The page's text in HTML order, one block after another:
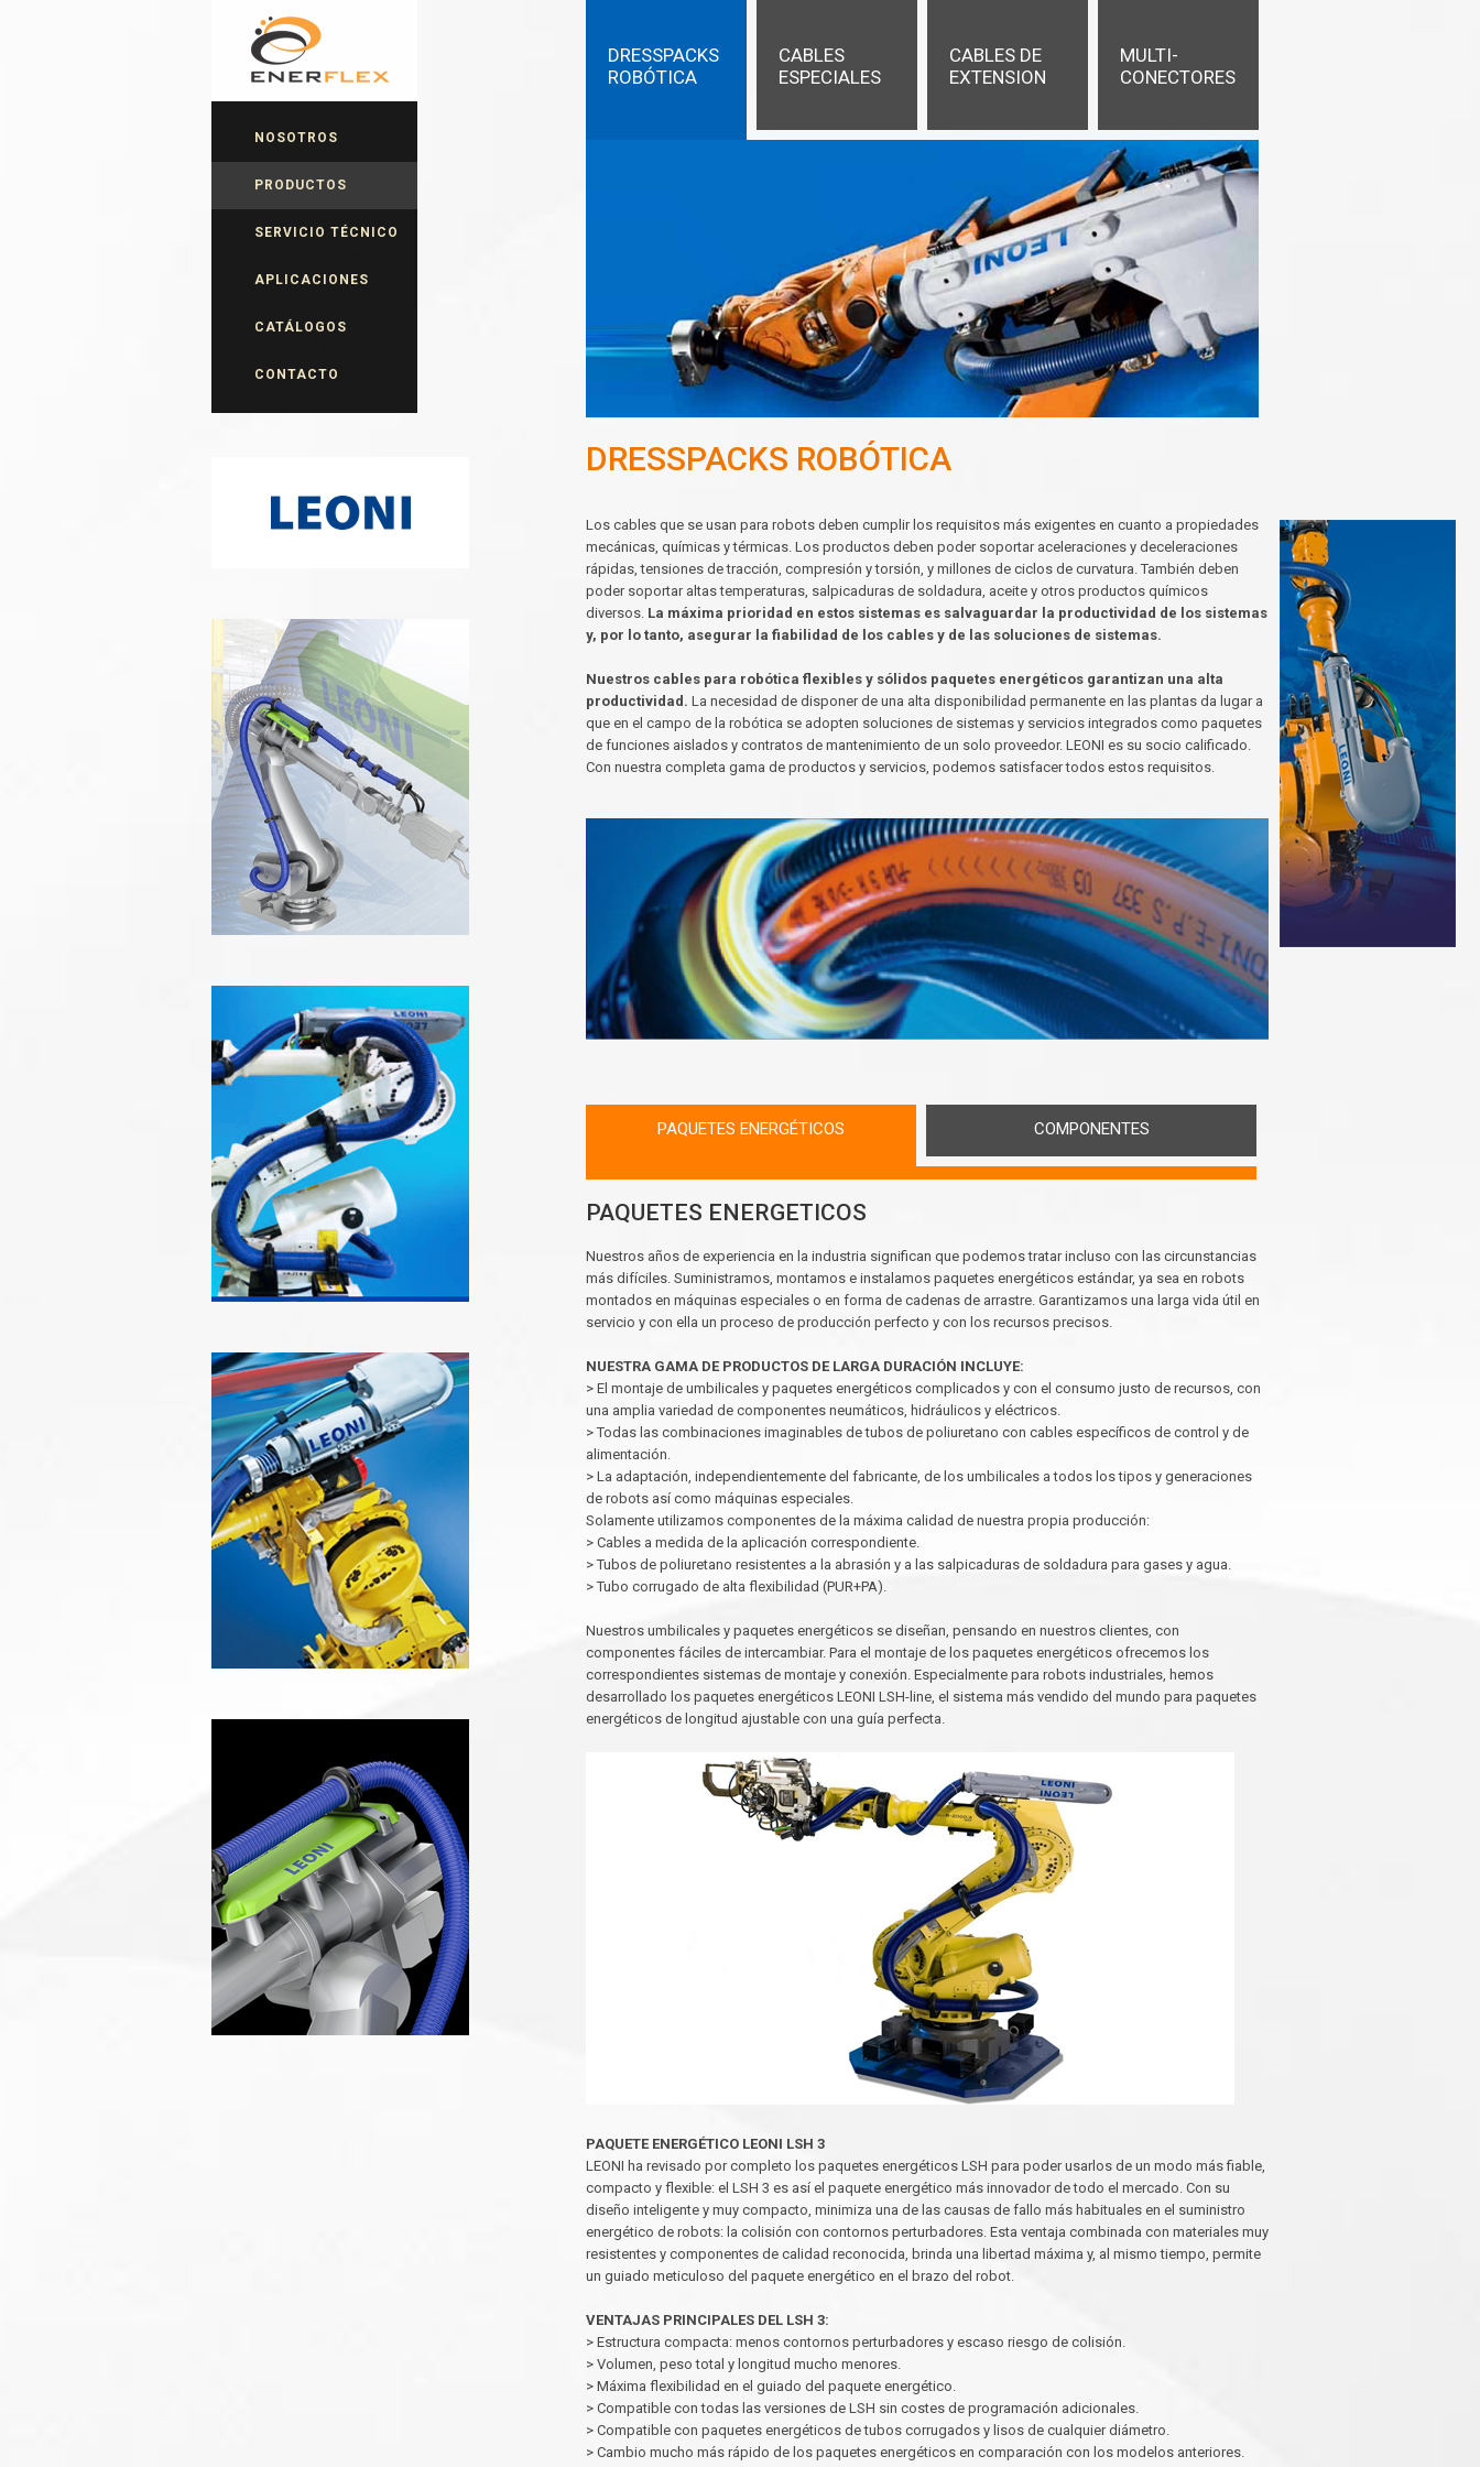
NOSOTROS
PRODUCTOS
SERVICIO TÉCNICO
APLICACIONES
CATÁLOGOS
CONTACTO
DRESSPACKS
ROBÓTICA
CABLES
ESPECIALES
CABLES DE
EXTENSION
MULTI-
CONECTORES
DRESSPACKS ROBÓTICA
Los cables que se usan para robots deben cumplir los requisitos más exigentes en cuanto a propiedades
mecánicas, químicas y térmicas. Los productos deben poder soportar aceleraciones y deceleraciones
rápidas, tensiones de tracción, compresión y torsión, y millones de ciclos de curvatura. También deben
poder soportar altas temperaturas, salpicaduras de soldadura, aceite y otros productos químicos
diversos. La máxima prioridad en estos sistemas es salvaguardar la productividad de los sistemas
y, por lo tanto, asegurar la fiabilidad de los cables y de las soluciones de sistemas.
Nuestros cables para robótica flexibles y sólidos paquetes energéticos garantizan una alta
productividad. La necesidad de disponer de una alta disponibilidad permanente en las plantas da lugar a
que en el campo de la robótica se adopten soluciones de sistemas y servicios integrados como paquetes
de funciones aislados y contratos de mantenimiento de un solo proveedor. LEONI es su socio calificado.
Con nuestra completa gama de productos y servicios, podemos satisfacer todos estos requisitos.
PAQUETES ENERGÉTICOS COMPONENTES
PAQUETES ENERGETICOS
Nuestros años de experiencia en la industria significan que podemos tratar incluso con las circunstancias
más difíciles. Suministramos, montamos e instalamos paquetes energéticos estándar, ya sea en robots
montados en máquinas especiales o en forma de cadenas de arrastre. Garantizamos una larga vida útil en
servicio y con ella un proceso de producción perfecto y con los recursos precisos.
NUESTRA GAMA DE PRODUCTOS DE LARGA DURACIÓN INCLUYE:
> El montaje de umbilicales y paquetes energéticos complicados y con el consumo justo de recursos, con
una amplia variedad de componentes neumáticos, hidráulicos y eléctricos.
> Todas las combinaciones imaginables de tubos de poliuretano con cables específicos de control y de
alimentación.
> La adaptación, independientemente del fabricante, de los umbilicales a todos los tipos y generaciones
de robots así como máquinas especiales.
Solamente utilizamos componentes de la máxima calidad de nuestra propia producción:
> Cables a medida de la aplicación correspondiente.
> Tubos de poliuretano resistentes a la abrasión y a las salpicaduras de soldadura para gases y agua.
> Tubo corrugado de alta flexibilidad (PUR+PA).
Nuestros umbilicales y paquetes energéticos se diseñan, pensando en nuestros clientes, con
componentes fáciles de intercambiar. Para el montaje de los paquetes energéticos ofrecemos los
correspondientes sistemas de montaje y conexión. Especialmente para robots industriales, hemos
desarrollado los paquetes energéticos LEONI LSH-line, el sistema más vendido del mundo para paquetes
energéticos de longitud ajustable con una guía perfecta.
PAQUETE ENERGÉTICO LEONI LSH 3
LEONI ha revisado por completo los paquetes energéticos LSH para poder usarlos de un modo más fiable,
compacto y flexible: el LSH 3 es así el paquete energético más innovador de todo el mercado. Con su
diseño inteligente y muy compacto, minimiza una de las causas de fallo más habituales en el suministro
energético de robots: la colisión con contornos perturbadores. Esta ventaja combinada con materiales muy
resistentes y componentes de calidad reconocida, brinda una libertad máxima y, al mismo tiempo, permite
un guiado meticuloso del paquete energético en el brazo del robot.
VENTAJAS PRINCIPALES DEL LSH 3:
> Estructura compacta: menos contornos perturbadores y escaso riesgo de colisión.
> Volumen, peso total y longitud mucho menores.
> Máxima flexibilidad en el guiado del paquete energético.
> Compatible con todas las versiones de LSH sin costes de programación adicionales.
> Compatible con paquetes energéticos de tubos corrugados y lisos de cualquier diámetro.
> Cambio mucho más rápido de los paquetes energéticos en comparación con los modelos anteriores.